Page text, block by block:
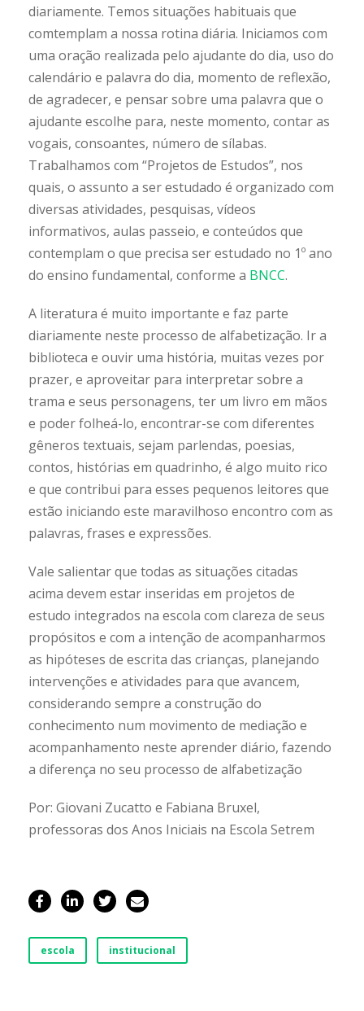
diariamente. Temos situações habituais que
comtemplam a nossa rotina diária. Iniciamos com
uma oração realizada pelo ajudante do dia, uso do
calendário e palavra do dia, momento de reflexão,
de agradecer, e pensar sobre uma palavra que o
ajudante escolhe para, neste momento, contar as
vogais, consoantes, número de sílabas.
Trabalhamos com “Projetos de Estudos”, nos
quais, o assunto a ser estudado é organizado com
diversas atividades, pesquisas, vídeos
informativos, aulas passeio, e conteúdos que
contemplam o que precisa ser estudado no 1º ano
do ensino fundamental, conforme a BNCC.
A literatura é muito importante e faz parte
diariamente neste processo de alfabetização. Ir a
biblioteca e ouvir uma história, muitas vezes por
prazer, e aproveitar para interpretar sobre a
trama e seus personagens, ter um livro em mãos
e poder folheá-lo, encontrar-se com diferentes
gêneros textuais, sejam parlendas, poesias,
contos, histórias em quadrinho, é algo muito rico
e que contribui para esses pequenos leitores que
estão iniciando este maravilhoso encontro com as
palavras, frases e expressões.
Vale salientar que todas as situações citadas
acima devem estar inseridas em projetos de
estudo integrados na escola com clareza de seus
propósitos e com a intenção de acompanharmos
as hipóteses de escrita das crianças, planejando
intervenções e atividades para que avancem,
considerando sempre a construção do
conhecimento num movimento de mediação e
acompanhamento neste aprender diário, fazendo
a diferença no seu processo de alfabetização
Por: Giovani Zucatto e Fabiana Bruxel,
professoras dos Anos Iniciais na Escola Setrem
escola institucional